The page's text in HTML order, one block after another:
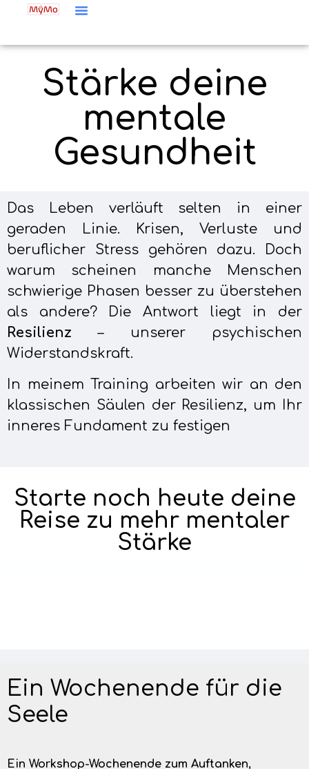
Stärke deine
mentale
Gesundheit
Das Leben verläuft selten in einer
geraden Linie. Krisen, Verluste und
beruflicher Stress gehören dazu. Doch
warum scheinen manche Menschen
schwierige Phasen besser zu überstehen
als andere? Die Antwort liegt in der
Resilienz – unserer psychischen
Widerstandskraft.
In meinem Training arbeiten wir an den
klassischen Säulen der Resilienz, um Ihr
inneres Fundament zu festigen
Starte noch heute deine
Reise zu mehr mentaler
Stärke
Ein Wochenende für die
Seele
Ein Workshop-Wochenende zum Auftanken,